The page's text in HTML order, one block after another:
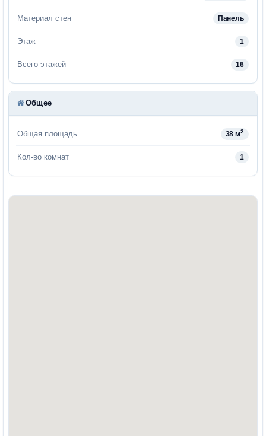
Материал стен Панель
Этаж 1
Всего этажей 16
Общее
Общая площадь 38 м2
Кол-во комнат 1